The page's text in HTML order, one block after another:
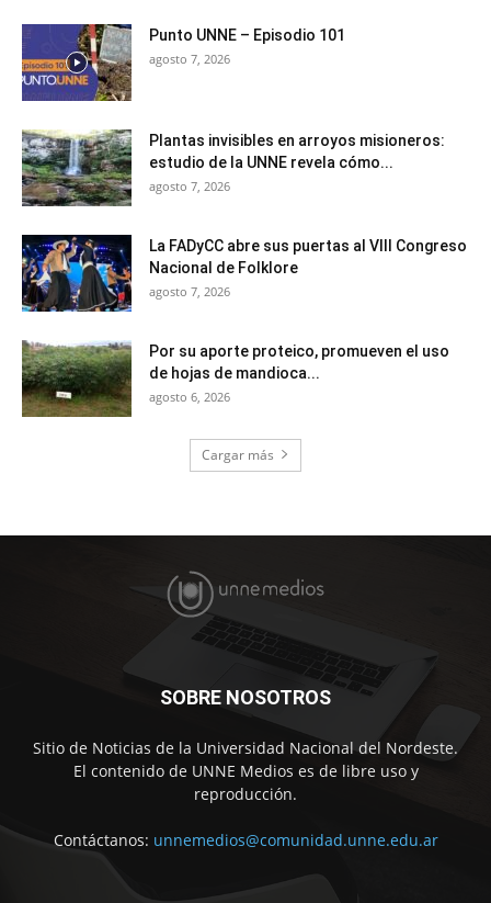
Punto UNNE – Episodio 101
agosto 7, 2026
Plantas invisibles en arroyos misioneros:
estudio de la UNNE revela cómo...
agosto 7, 2026
La FADyCC abre sus puertas al VIII Congreso
Nacional de Folklore
agosto 7, 2026
Por su aporte proteico, promueven el uso
de hojas de mandioca...
agosto 6, 2026
Cargar más
SOBRE NOSOTROS
Sitio de Noticias de la Universidad Nacional del Nordeste.
El contenido de UNNE Medios es de libre uso y
reproducción.
Contáctanos: unnemedios@comunidad.unne.edu.ar